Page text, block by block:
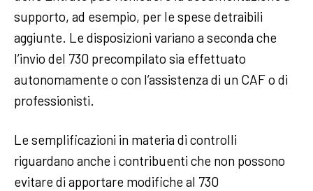
supporto, ad esempio, per le spese detraibili
aggiunte. Le disposizioni variano a seconda che
l’invio del 730 precompilato sia effettuato
autonomamente o con l’assistenza di un CAF o di
professionisti.
Le semplificazioni in materia di controlli
riguardano anche i contribuenti che non possono
evitare di apportare modifiche al 730